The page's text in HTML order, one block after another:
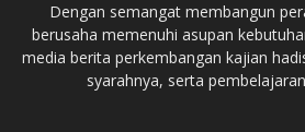
Dengan semangat membangun
berusaha memenuhi asupan
media berita perkembangan kajian
syarahnya, serta